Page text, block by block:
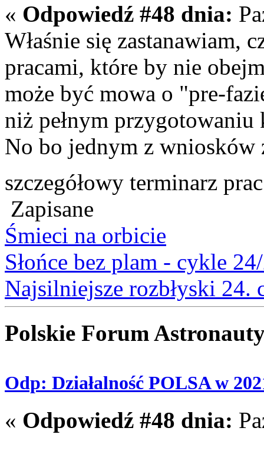
« Odpowiedź #48 dnia:
Właśnie się zastanawiam,
pracami, które by nie
może być mowa o "pre-
niż pełnym przygotowaniu
No bo jednym z wniosków
szczegółowy terminarz
Zapisane
Śmieci na orbicie
Słońce bez plam - cykle
Najsilniejsze rozbłyski 24.
Polskie Forum
Odp: Działalność POLSA w
« Odpowiedź #48 dnia: